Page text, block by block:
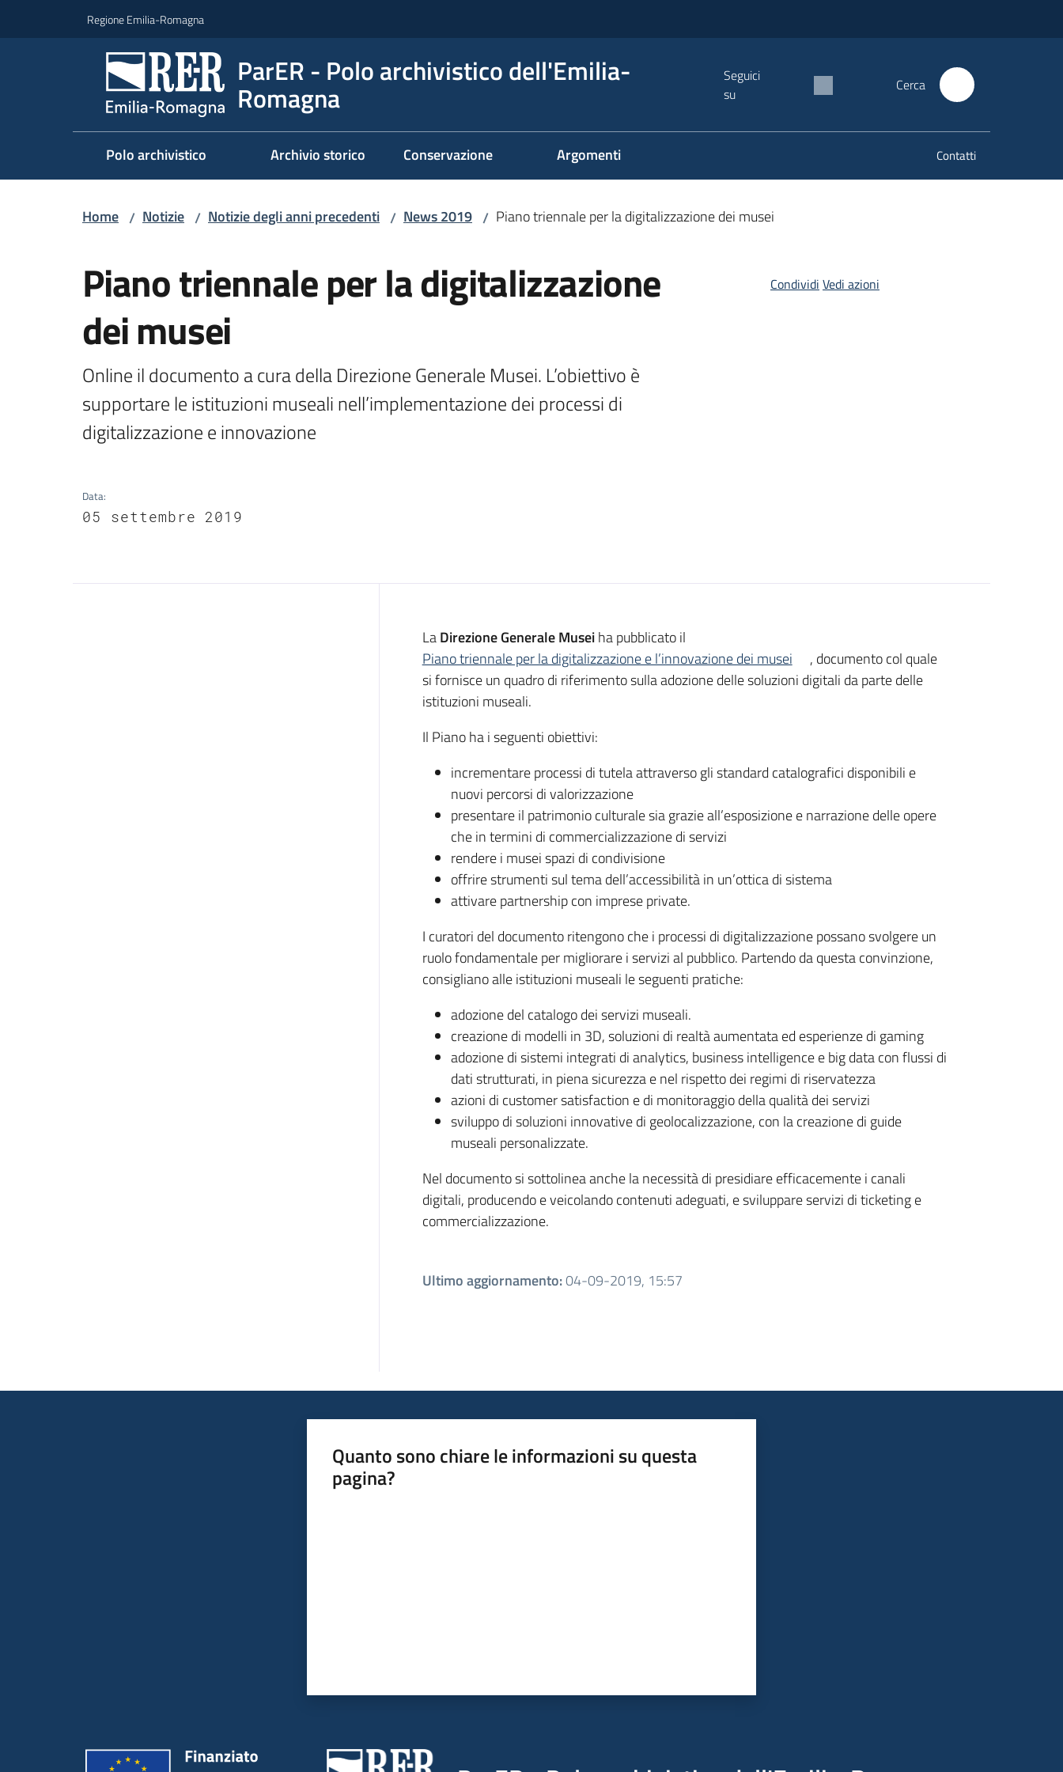
Regione Emilia-Romagna
ParER - Polo archivistico dell'Emilia-
Romagna
Seguici
su
Cerca
Polo archivistico Archivio storico Conservazione Argomenti Contatti
Home / Notizie / Notizie degli anni precedenti / News 2019 / Piano triennale per la digitalizzazione dei musei
Piano triennale per la digitalizzazione
dei musei
Online il documento a cura della Direzione Generale Musei. L’obiettivo è
supportare le istituzioni museali nell’implementazione dei processi di
digitalizzazione e innovazione
Data:
05 settembre 2019
Condividi Vedi azioni
Introduzione
LaDirezione Generale Museiha pubblicato il
Piano triennale per la digitalizzazione e l’innovazione dei musei
, documento col quale
si fornisce un quadro di riferimento sulla adozione delle soluzioni digitali da parte delle
istituzioni museali.
Il Piano ha i seguenti obiettivi:
incrementare processi di tutela attraverso gli standard catalografici disponibili e
nuovi percorsi di valorizzazione
presentare il patrimonio culturale sia grazie all’esposizione e narrazione delle opere
che in termini di commercializzazione di servizi
rendere i musei spazi di condivisione
offrire strumenti sul tema dell’accessibilità in un’ottica di sistema
attivare partnership con imprese private.
I curatori del documento ritengono che i processi di digitalizzazione possano svolgere un
ruolo fondamentale per migliorare i servizi al pubblico. Partendo da questa convinzione,
consigliano alle istituzioni museali le seguenti pratiche:
adozione del catalogo dei servizi museali.
creazione di modelli in 3D, soluzioni di realtà aumentata ed esperienze di gaming
adozione di sistemi integrati di analytics, business intelligence e big data con flussi di
dati strutturati, in piena sicurezza e nel rispetto dei regimi di riservatezza
azioni di customer satisfaction e di monitoraggio della qualità dei servizi
sviluppo di soluzioni innovative di geolocalizzazione, con la creazione di guide
museali personalizzate.
Nel documento si sottolinea anche la necessità di presidiare efficacemente i canali
digitali, producendo e veicolando contenuti adeguati, e sviluppare servizi di ticketing e
commercializzazione.
Ultimo aggiornamento:04-09-2019, 15:57
Quanto sono chiare le informazioni su questa
pagina?